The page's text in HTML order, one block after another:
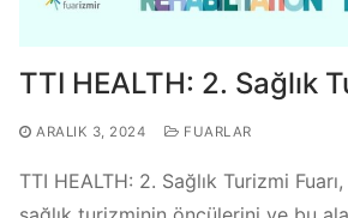
TTI HEALTH: 2. Sağlık
ARALIK 3, 2024 FUARLAR
TTI HEALTH: 2. Sağlık Turizmi